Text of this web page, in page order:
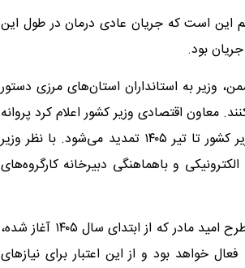
این است که جریان عادی درمان در طول این
بود.
وزیر به استانداران استان‌های مرزی دستور
معاون اقتصادی وزیر کشور اعلام کرد پروانه
فعالیت تشکل‌های قانونی و فعال که مدت اعتبارشان به پایان رسیده با نظر موافقت وزیر کشور تا تیر ۱۴۰۵ تمدید می‌شود. با نظر وزیر
و باهماهنگی دبیرخانه کارگروه‌های
مهاجرانی ادامه داد: وزارت کار اعلام کرده برنامه‌های حمایتی ادامه خواهد یافت و کارت طرح امید مادر که از ابتدای سال ۱۴۰۵ آغاز شده،
فعال خواهد بود و از این اعتبار برای نیازهای